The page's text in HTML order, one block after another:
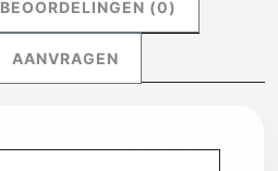
BEOORDELINGEN (0)
AANVRAGEN